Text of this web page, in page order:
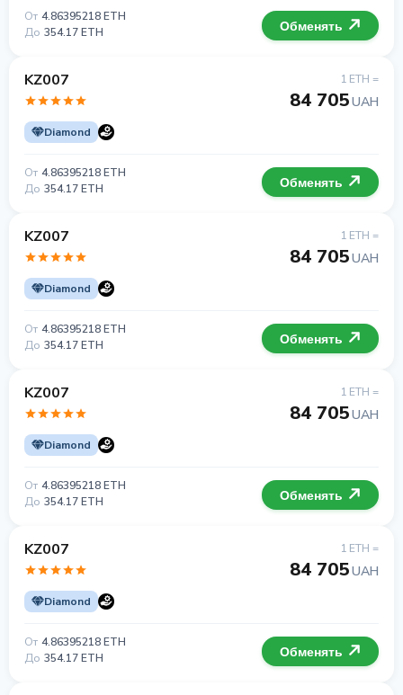
От 4.86395218 ETH
До 354.17 ETH Обменять
KZ007
Diamond
1 ETH =
84 705UAH
От 4.86395218 ETH
До 354.17 ETH Обменять
KZ007
Diamond
1 ETH =
84 705UAH
От 4.86395218 ETH
До 354.17 ETH Обменять
KZ007
Diamond
1 ETH =
84 705UAH
От 4.86395218 ETH
До 354.17 ETH Обменять
KZ007
Diamond
1 ETH =
84 705UAH
От 4.86395218 ETH
До 354.17 ETH Обменять